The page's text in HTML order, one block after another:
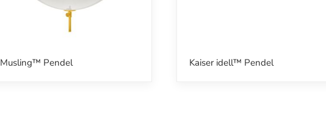
Musling™ Pendel Kaiser idell™ Pendel